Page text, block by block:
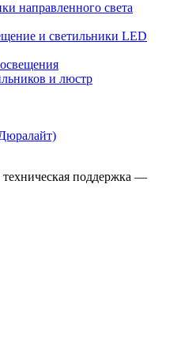
направленного света
и светильники LED
и люстр
техническая поддержка —